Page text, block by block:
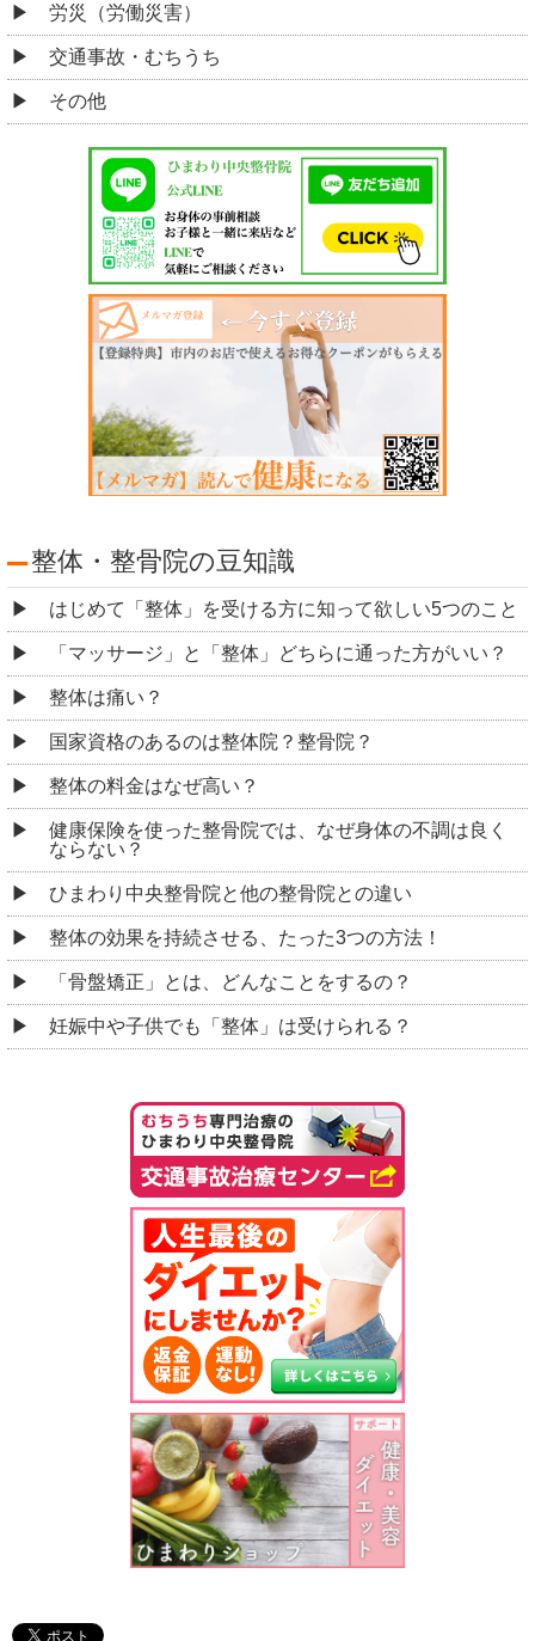
労災（労働災害）
交通事故・むちうち
その他
整体・整骨院の豆知識
はじめて「整体」を受ける方に知って欲しい5つのこと
「マッサージ」と「整体」どちらに通った方がいい？
整体は痛い？
国家資格のあるのは整体院？整骨院？
整体の料金はなぜ高い？
健康保険を使った整骨院では、なぜ身体の不調は良く
ならない？
ひまわり中央整骨院と他の整骨院との違い
整体の効果を持続させる、たった3つの方法！
「骨盤矯正」とは、どんなことをするの？
妊娠中や子供でも「整体」は受けられる？